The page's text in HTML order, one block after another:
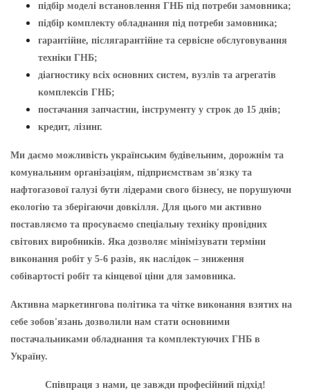
підбір моделі встановлення ГНБ під потреби замовника;
підбір комплекту обладнання під потреби замовника;
гарантійне, післягарантійне та сервісне обслуговування
техніки ГНБ;
діагностику всіх основних систем, вузлів та агрегатів
комплексів ГНБ;
постачання запчастин, інструменту у строк до 15 днів;
кредит, лізинг.
Ми даємо можливість українським будівельним, дорожнім та
комунальним організаціям, підприємствам зв'язку та
нафтогазової галузі бути лідерами свого бізнесу, не порушуючи
екологію та зберігаючи довкілля. Для цього ми активно
поставляємо та просуваємо спеціальну техніку провідних
світових виробників. Яка дозволяє мінімізувати терміни
виконання робіт у 5-6 разів, як наслідок – зниження
собівартості робіт та кінцевої ціни для замовника.
Активна маркетингова політика та чітке виконання взятих на
себе зобов'язань дозволили нам стати основними
постачальниками обладнання та комплектуючих ГНБ в
Україну.
Співпраця з нами, це завжди професійний підхід!